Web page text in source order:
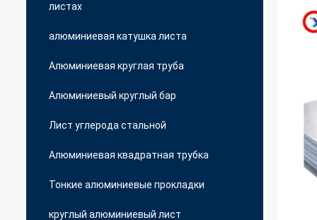
листах
алюминиевая катушка листа
Алюминиевая круглая труба
Алюминиевый круглый бар
Лист углерода стальной
Алюминиевая квадратная трубка
Тонкие алюминиевые прокладки
круглый алюминиевый лист